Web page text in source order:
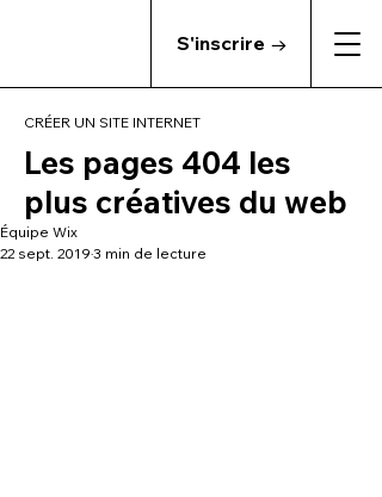
S'inscrire →
CRÉER UN SITE INTERNET
Les pages 404 les
plus créatives du web
Équipe Wix
22 sept. 2019 3 min de lecture